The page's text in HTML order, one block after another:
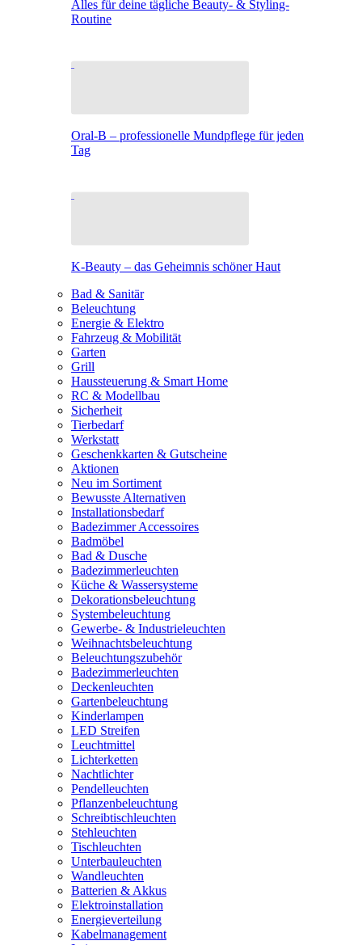
Alles für deine tägliche Beauty- & Styling-
Routine
Oral-B – professionelle Mundpflege für jeden
Tag
K-Beauty – das Geheimnis schöner Haut
Bad & Sanitär
Beleuchtung
Energie & Elektro
Fahrzeug & Mobilität
Garten
Grill
Haussteuerung & Smart Home
RC & Modellbau
Sicherheit
Tierbedarf
Werkstatt
Geschenkkarten & Gutscheine
Aktionen
Neu im Sortiment
Bewusste Alternativen
Installationsbedarf
Badezimmer Accessoires
Badmöbel
Bad & Dusche
Badezimmerleuchten
Küche & Wassersysteme
Dekorationsbeleuchtung
Systembeleuchtung
Gewerbe- & Industrieleuchten
Weihnachtsbeleuchtung
Beleuchtungszubehör
Badezimmerleuchten
Deckenleuchten
Gartenbeleuchtung
Kinderlampen
LED Streifen
Leuchtmittel
Lichterketten
Nachtlichter
Pendelleuchten
Pflanzenbeleuchtung
Schreibtischleuchten
Stehleuchten
Tischleuchten
Unterbauleuchten
Wandleuchten
Batterien & Akkus
Elektroinstallation
Energieverteilung
Kabelmanagement